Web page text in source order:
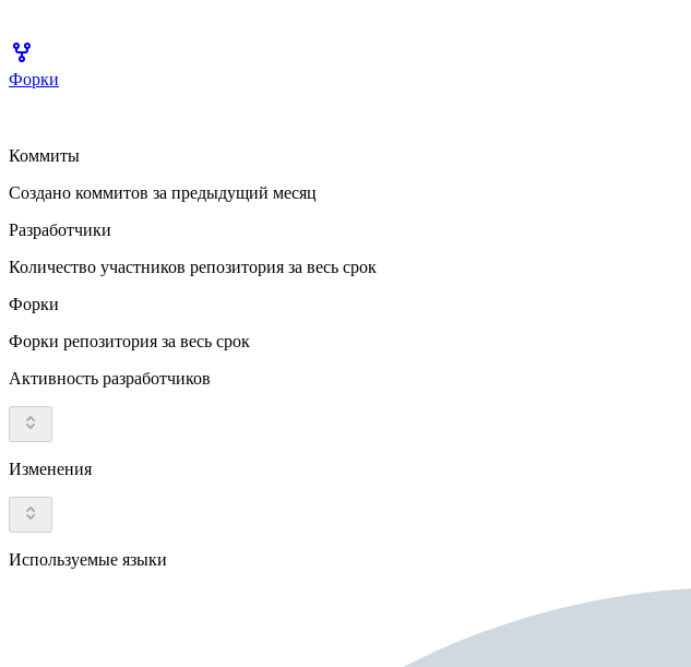
Форки
Коммиты
Создано коммитов за предыдущий месяц
Разработчики
Количество участников репозитория за весь срок
Форки
Форки репозитория за весь срок
Активность разработчиков
Изменения
Используемые языки